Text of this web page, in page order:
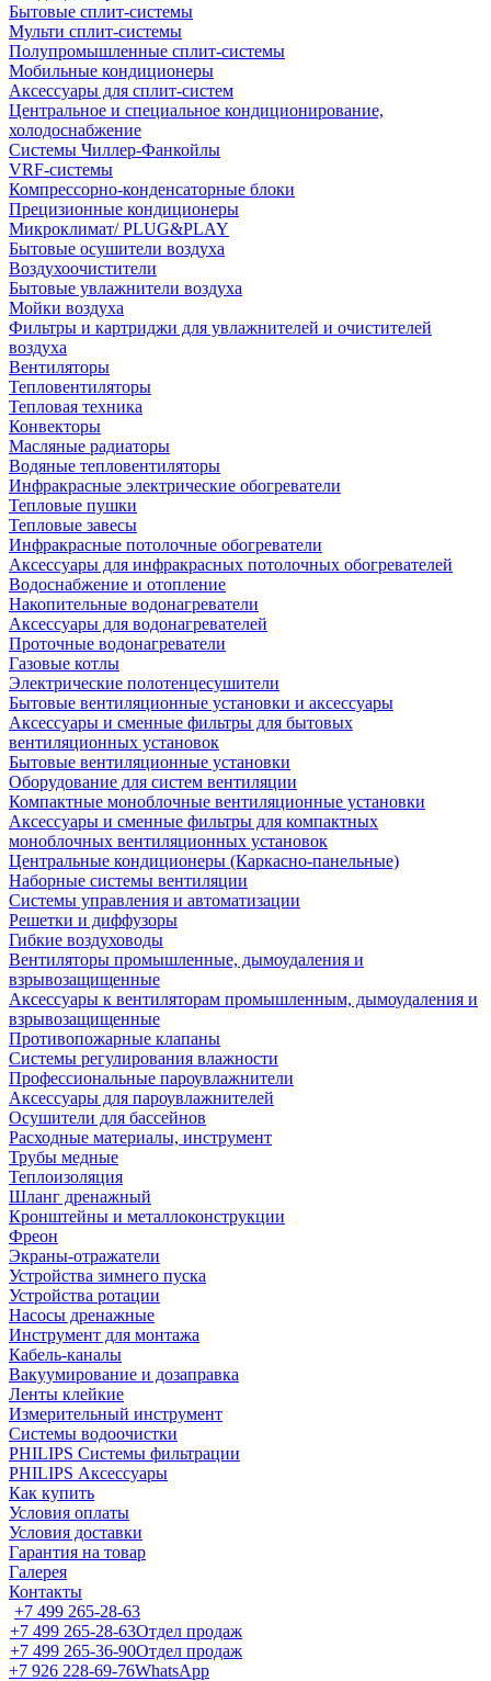
Бытовые сплит-системы
Мульти сплит-системы
Полупромышленные сплит-системы
Мобильные кондиционеры
Аксессуары для сплит-систем
Центральное и специальное кондиционирование,
холодоснабжение
Системы Чиллер-Фанкойлы
VRF-системы
Компрессорно-конденсаторные блоки
Прецизионные кондиционеры
Микроклимат/ PLUG&PLAY
Бытовые осушители воздуха
Воздухоочистители
Бытовые увлажнители воздуха
Мойки воздуха
Фильтры и картриджи для увлажнителей и очистителей
воздуха
Вентиляторы
Тепловентиляторы
Тепловая техника
Конвекторы
Масляные радиаторы
Водяные тепловентиляторы
Инфракрасные электрические обогреватели
Тепловые пушки
Тепловые завесы
Инфракрасные потолочные обогреватели
Аксессуары для инфракрасных потолочных обогревателей
Водоснабжение и отопление
Накопительные водонагреватели
Аксессуары для водонагревателей
Проточные водонагреватели
Газовые котлы
Электрические полотенцесушители
Бытовые вентиляционные установки и аксессуары
Аксессуары и сменные фильтры для бытовых
вентиляционных установок
Бытовые вентиляционные установки
Оборудование для систем вентиляции
Компактные моноблочные вентиляционные установки
Аксессуары и сменные фильтры для компактных
моноблочных вентиляционных установок
Центральные кондиционеры (Каркасно-панельные)
Наборные системы вентиляции
Системы управления и автоматизации
Решетки и диффузоры
Гибкие воздуховоды
Вентиляторы промышленные, дымоудаления и
взрывозащищенные
Аксессуары к вентиляторам промышленным, дымоудаления и
взрывозащищенные
Противопожарные клапаны
Системы регулирования влажности
Профессиональные пароувлажнители
Аксессуары для пароувлажнителей
Осушители для бассейнов
Расходные материалы, инструмент
Трубы медные
Теплоизоляция
Шланг дренажный
Кронштейны и металлоконструкции
Фреон
Экраны-отражатели
Устройства зимнего пуска
Устройства ротации
Насосы дренажные
Инструмент для монтажа
Кабель-каналы
Вакуумирование и дозаправка
Ленты клейкие
Измерительный инструмент
Системы водоочистки
PHILIPS Системы фильтрации
PHILIPS Аксессуары
Как купить
Условия оплаты
Условия доставки
Гарантия на товар
Галерея
Контакты
+7 499 265-28-63
+7 499 265-28-63Отдел продаж
+7 499 265-36-90Отдел продаж
+7 926 228-69-76WhatsApp